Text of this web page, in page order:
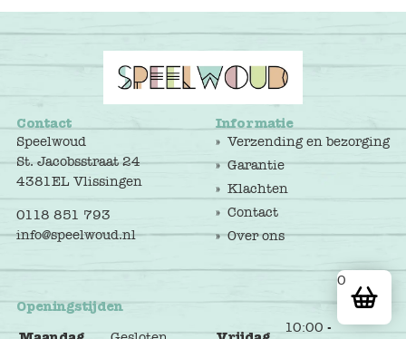
0
Contact
Speelwoud
St. Jacobsstraat 24
4381EL Vlissingen
0118 851 793
info@speelwoud.nl
Informatie
Verzending en bezorging
Garantie
Klachten
Contact
Over ons
Openingstijden
10:00 -